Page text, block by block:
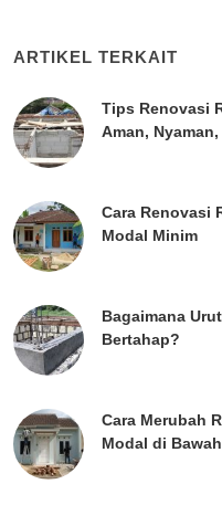
ARTIKEL TERKAIT
Tips Renovasi
Aman,
Cara Renovasi
Modal Minim
Bagaimana
Bertahap?
Cara Merubah
Modal di